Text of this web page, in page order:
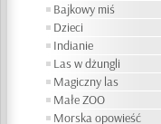
Bajkowy miś
Dzieci
Indianie
Las w dżungli
Magiczny las
Małe ZOO
Morska opowieść